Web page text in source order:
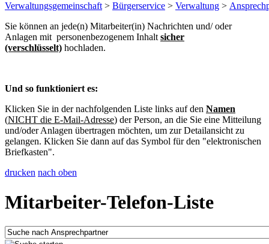
Verwaltungsgemeinschaft > Bürgerservice > Verwaltung >
Sie können an jede(n) Mitarbeiter(in) Nachrichten und/ oder
Anlagen mit personenbezogenem Inhalt sicher
(verschlüsselt) hochladen.
Und so funktioniert es:
Klicken Sie in der nachfolgenden Liste links auf den Namen
(NICHT die E-Mail-Adresse) der Person, an die Sie eine Mitteilung
und/oder Anlagen übertragen möchten, um zur Detailansicht zu
gelangen. Klicken Sie dann auf das Symbol für den "elektronischen
Briefkasten".
drucken nach oben
Mitarbeiter-Telefon-Liste